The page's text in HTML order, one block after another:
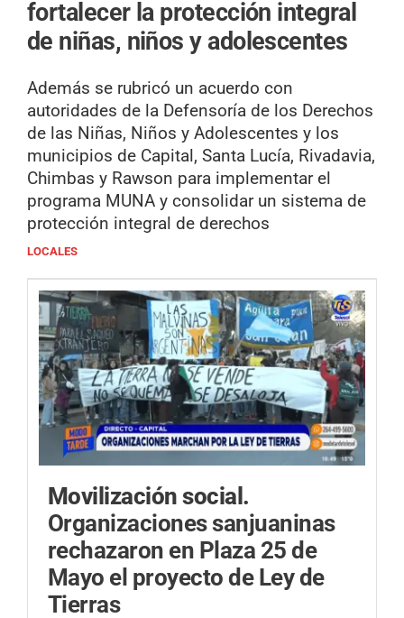
fortalecer la protección integral
de niñas, niños y adolescentes
Además se rubricó un acuerdo con
autoridades de la Defensoría de los Derechos
de las Niñas, Niños y Adolescentes y los
municipios de Capital, Santa Lucía, Rivadavia,
Chimbas y Rawson para implementar el
programa MUNA y consolidar un sistema de
protección integral de derechos
LOCALES
Movilización social.
Organizaciones sanjuaninas
rechazaron en Plaza 25 de
Mayo el proyecto de Ley de
Tierras